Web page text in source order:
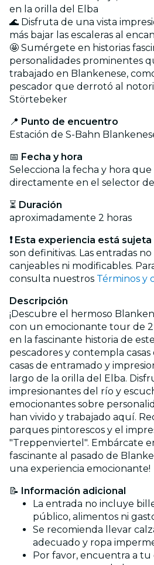
en la orilla del Elba
🌊 Disfruta de una vista
más bajar las escaleras al
🤩 Sumérgete en historias
personalidades prominentes
trabajado en Blankenese,
pescador que derrotó al
Störtebeker
📍 Punto de encuentro
Estación de S-Bahn
📅 Fecha y hora
Selecciona la fecha y hora que
directamente en el selector
⏳ Duración
aproximadamente 2 horas
❗ Esta experiencia está sujeta
son definitivas. Las entradas
canjeables ni modificables.
consulta nuestros Términos y
Descripción
¡Descubre el hermoso
con un emocionante tour de
en la fascinante historia de
pescadores y contempla
casas de entramado y
largo de la orilla del Elba.
impresionantes del río y
emocionantes sobre
han vivido y trabajado aquí.
parques pintorescos y el
"Treppenviertel". Embárcate
fascinante al pasado de
una experiencia emocionante!
📝 Información adicional
La entrada no incluye
público, alimentos ni
Se recomienda llevar
adecuado y ropa
Por favor, encuentra a